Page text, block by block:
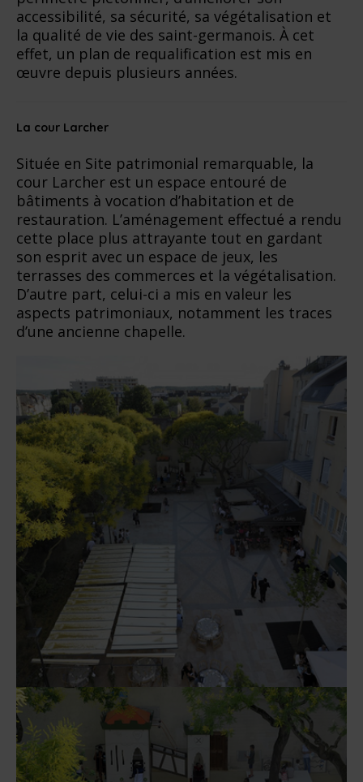
accessibilité, sa sécurité, sa végétalisation et
la qualité de vie des saint-germanois. À cet
effet, un plan de requalification est mis en
œuvre depuis plusieurs années.
La cour Larcher
Située en Site patrimonial remarquable, la
cour Larcher est un espace entouré de
bâtiments à vocation d’habitation et de
restauration. L’aménagement effectué a rendu
cette place plus attrayante tout en gardant
son esprit avec un espace de jeux, les
terrasses des commerces et la végétalisation.
D’autre part, celui-ci a mis en valeur les
aspects patrimoniaux, notamment les traces
d’une ancienne chapelle.